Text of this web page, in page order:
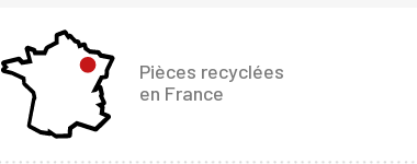
Pièces recyclées
en France